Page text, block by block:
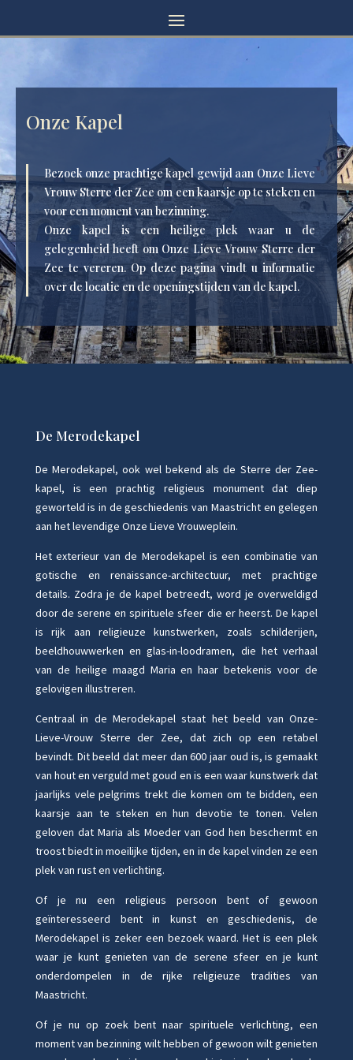
Onze Kapel
Bezoek onze prachtige kapel gewijd aan Onze Lieve
Vrouw Sterre der Zee om een kaarsje op te steken en
voor een moment van bezinning.
Onze kapel is een heilige plek waar u de
gelegenheid heeft om Onze Lieve Vrouw Sterre der
Zee te vereren. Op deze pagina vindt u informatie
over de locatie en de openingstijden van de kapel.
De Merodekapel
De Merodekapel, ook wel bekend als de Sterre der Zee-
kapel, is een prachtig religieus monument dat diep
geworteld is in de geschiedenis van Maastricht en gelegen
aan het levendige Onze Lieve Vrouweplein.
Het exterieur van de Merodekapel is een combinatie van
gotische en renaissance-architectuur, met prachtige
details. Zodra je de kapel betreedt, word je overweldigd
door de serene en spirituele sfeer die er heerst. De kapel
is rijk aan religieuze kunstwerken, zoals schilderijen,
beeldhouwwerken en glas-in-loodramen, die het verhaal
van de heilige maagd Maria en haar betekenis voor de
gelovigen illustreren.
Centraal in de Merodekapel staat het beeld van Onze-
Lieve-Vrouw Sterre der Zee, dat zich op een retabel
bevindt. Dit beeld dat meer dan 600 jaar oud is, is gemaakt
van hout en verguld met goud en is een waar kunstwerk dat
jaarlijks vele pelgrims trekt die komen om te bidden, een
kaarsje aan te steken en hun devotie te tonen. Velen
geloven dat Maria als Moeder van God hen beschermt en
troost biedt in moeilijke tijden, en in de kapel vinden ze een
plek van rust en verlichting.
Of je nu een religieus persoon bent of gewoon
geïnteresseerd bent in kunst en geschiedenis, de
Merodekapel is zeker een bezoek waard. Het is een plek
waar je kunt genieten van de serene sfeer en je kunt
onderdompelen in de rijke religieuze tradities van
Maastricht.
Of je nu op zoek bent naar spirituele verlichting, een
moment van bezinning wilt hebben of gewoon wilt genieten